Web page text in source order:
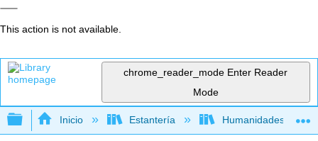
This action is not available.
chrome_reader_mode Enter Reader
Mode
Expandir/contraer jerarquía global
Inicio Estantería Humanidades